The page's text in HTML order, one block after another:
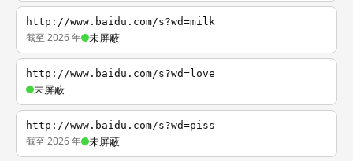
http://www.baidu.com/s?wd=milk
截至 2026 年 未屏蔽
http://www.baidu.com/s?wd=love
未屏蔽
http://www.baidu.com/s?wd=piss
截至 2026 年 未屏蔽